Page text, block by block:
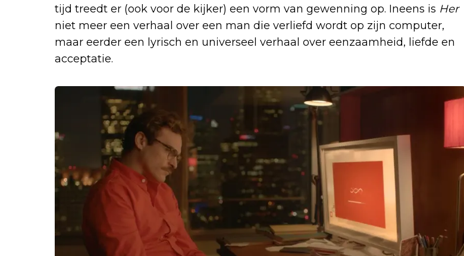
tijd treedt er (ook voor de kijker) een vorm van gewenning op. Ineens is Her
niet meer een verhaal over een man die verliefd wordt op zijn computer,
maar eerder een lyrisch en universeel verhaal over eenzaamheid, liefde en
acceptatie.